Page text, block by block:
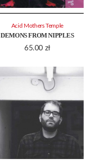
DEMONS FROM NIPPLES
65.00 zł
Acid Mothers Temple